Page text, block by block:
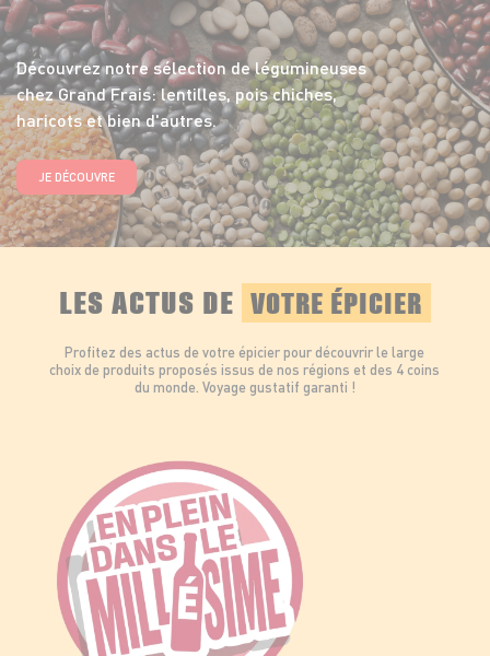
Découvrez notre sélection de légumineuses
chez Grand Frais: lentilles, pois chiches,
haricots et bien d'autres.
JE DÉCOUVRE
LES ACTUS DE VOTRE ÉPICIER
Profitez des actus de votre épicier pour découvrir le large
choix de produits proposés issus de nos régions et des 4 coins
du monde. Voyage gustatif garanti !